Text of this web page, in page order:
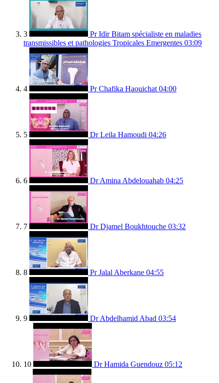
3
Pr Idir Bitam spécialiste en maladies
transmissibles et pathologies Tropicales Emergentes 03:09
4 Pr Chafika Haouichat 04:00
5 Dr Leila Hamoudi 04:26
6 Dr Amina Abdelouahab 04:25
7 Dr Djamel Boukhtouche 03:32
8 Pr Jalal Aberkane 04:55
9 Dr Abdelhamid Abad 03:54
10 Dr Hamida Guendouz 05:12